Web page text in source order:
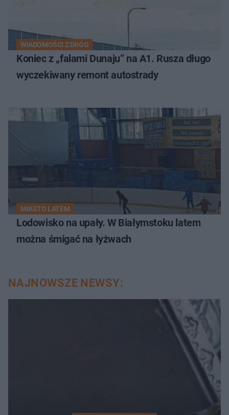
WIADOMOŚCI Z DRÓG
Koniec z „falami Dunaju” na A1. Rusza długo
wyczekiwany remont autostrady
MIASTO LATEM
Lodowisko na upały. W Białymstoku latem
można śmigać na łyżwach
NAJNOWSZE NEWSY: